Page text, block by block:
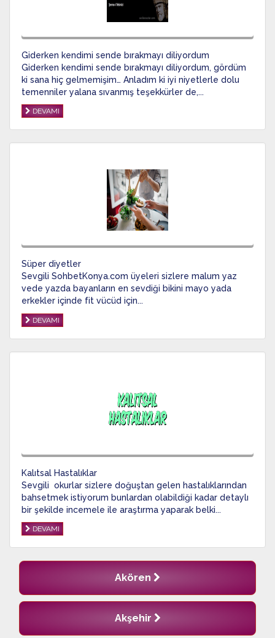
Giderken kendimi sende bırakmayı diliyordum
Giderken kendimi sende bırakmayı diliyordum, gördüm
ki sana hiç gelmemişim… Anladım ki iyi niyetlerle dolu
temenniler yalana sıvanmış teşekkürler de,...
DEVAMI
Süper diyetler
Sevgili SohbetKonya.com üyeleri sizlere malum yaz
vede yazda bayanların en sevdiği bikini mayo yada
erkekler içinde fit vücüd için...
DEVAMI
Kalıtsal Hastalıklar
Sevgili okurlar sizlere doğuştan gelen hastalıklarından
bahsetmek istiyorum bunlardan olabildiği kadar detaylı
bir şekilde incemele ile araştırma yaparak belki...
DEVAMI
Akören
Akşehir